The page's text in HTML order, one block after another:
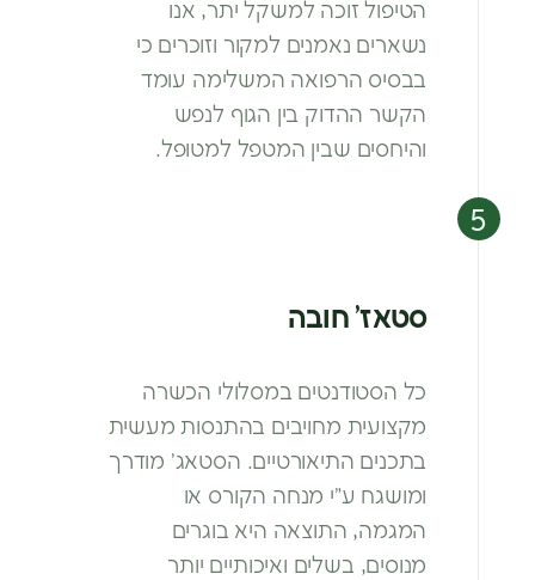
הטיפולזוכה למשקל יתר, אנו
נשארים נאמנים למקור וזוכרים כי
בבסיס הרפואה המשלימה עומד
הקשר ההדוק בין הגוף לנפש
והיחסים שבין המטפל למטופל.
סטאז’ חובה
כל הסטודנטים במסלולי הכשרה
מקצועית מחויבים בהתנסות מעשית
בתכנים התיאורטיים. הסטאג’ מודרך
ומושגח ע”י מנחה הקורס או
המגמה, התוצאה היא בוגרים
מנוסים, בשלים ואיכותיים יותר